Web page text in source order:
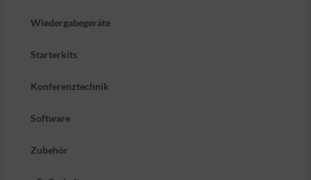
Wiedergabegeräte
Starterkits
Konferenztechnik
Software
Zubehör